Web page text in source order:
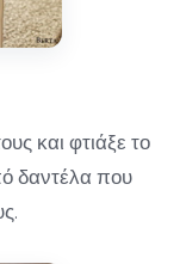
και φτιάξε το
δαντέλα που